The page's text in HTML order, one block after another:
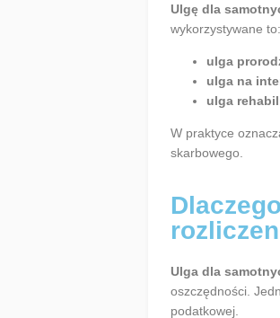
Ulgę dla
wykorzystywane to:
ulga
ulga na
ulga
W praktyce
skarbowego.
Ulga dla
oszczędności.
podatkowej.